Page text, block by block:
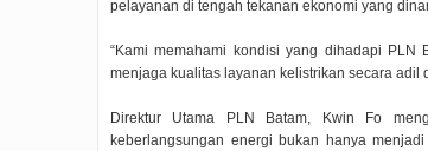
pelayanan di tengah tekanan ekonomi yang
“Kami memahami kondisi yang dihadapi
menjaga kualitas layanan kelistrikan secara adil
Direktur Utama PLN Batam, Kwin Fo
keberlangsungan energi bukan hanya